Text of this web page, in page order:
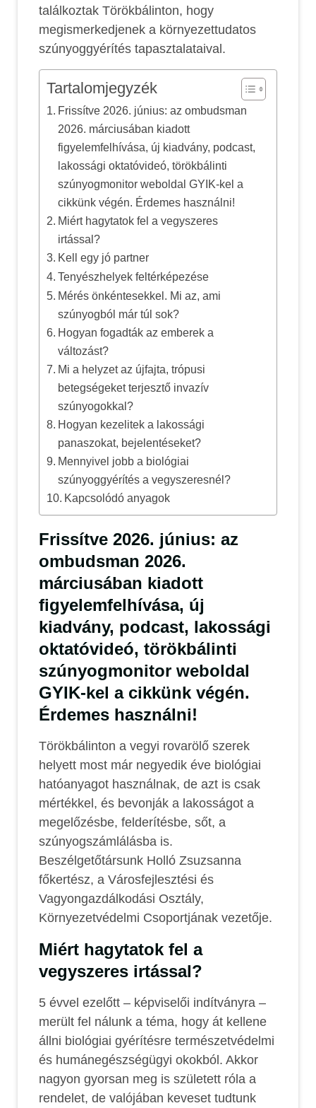
találkoztak Törökbálinton, hogy
megismerkedjenek a környezettudatos
szúnyoggyérítés tapasztalataival.
Tartalomjegyzék
Frissítve 2026. június: az ombudsman
2026. márciusában kiadott
figyelemfelhívása, új kiadvány, podcast,
lakossági oktatóvideó, törökbálinti
szúnyogmonitor weboldal GYIK-kel a
cikkünk végén. Érdemes használni!
Miért hagytatok fel a vegyszeres
irtással?
Kell egy jó partner
Tenyészhelyek feltérképezése
Mérés önkéntesekkel. Mi az, ami
szúnyogból már túl sok?
Hogyan fogadták az emberek a
változást?
Mi a helyzet az újfajta, trópusi
betegségeket terjesztő invazív
szúnyogokkal?
Hogyan kezelitek a lakossági
panaszokat, bejelentéseket?
Mennyivel jobb a biológiai
szúnyoggyérítés a vegyszeresnél?
Kapcsolódó anyagok
Frissítve 2026. június: az
ombudsman 2026.
márciusában kiadott
figyelemfelhívása, új
kiadvány, podcast, lakossági
oktatóvideó, törökbálinti
szúnyogmonitor weboldal
GYIK-kel a cikkünk végén.
Érdemes használni!
Törökbálinton a vegyi rovarölő szerek
helyett most már negyedik éve biológiai
hatóanyagot használnak, de azt is csak
mértékkel, és bevonják a lakosságot a
megelőzésbe, felderítésbe, sőt, a
szúnyogszámlálásba is.
Beszélgetőtársunk Holló Zsuzsanna
főkertész, a Városfejlesztési és
Vagyongazdálkodási Osztály,
Környezetvédelmi Csoportjának vezetője.
Miért hagytatok fel a
vegyszeres irtással?
5 évvel ezelőtt – képviselői indítványra –
merült fel nálunk a téma, hogy át kellene
állni biológiai gyérítésre természetvédelmi
és humánegészségügyi okokból. Akkor
nagyon gyorsan meg is született róla a
rendelet, de valójában keveset tudtunk